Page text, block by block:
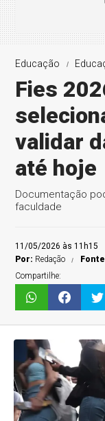
Educação
Fies
validar
até hoje
Documentação
faculdade
11/05/2026 às 11h15
Por: Redação
Compartilhe: